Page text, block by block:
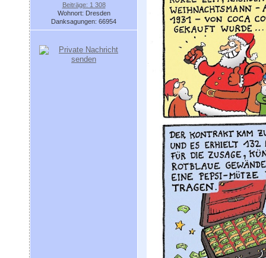
Beiträge: 1 308
Wohnort: Dresden
Danksagungen: 66954